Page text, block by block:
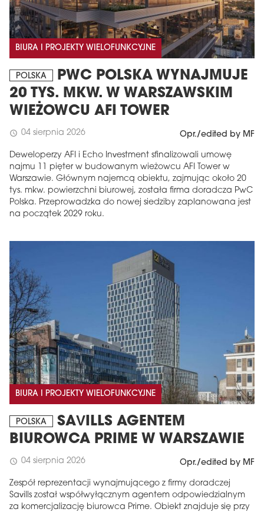
BIURA I PROJEKTY WIELOFUNKCYJNE
POLSKA
PWC POLSKA WYNAJMUJE
20 TYS. MKW. W WARSZAWSKIM
WIEŻOWCU AFI TOWER
schedule 04 sierpnia 2026 Opr./edited by MF
Deweloperzy AFI i Echo Investment sfinalizowali umowę
najmu 11 pięter w budowanym wieżowcu AFI Tower w
Warszawie. Głównym najemcą obiektu, zajmując około 20
tys. mkw. powierzchni biurowej, została firma doradcza PwC
Polska. Przeprowadzka do nowej siedziby zaplanowana jest
na początek 2029 roku.
BIURA I PROJEKTY WIELOFUNKCYJNE
POLSKA
SAVILLS AGENTEM
BIUROWCA PRIME W WARSZAWIE
schedule 04 sierpnia 2026 Opr./edited by MF
Zespół reprezentacji wynajmującego z firmy doradczej
Savills został współwyłącznym agentem odpowiedzialnym
za komercjalizację biurowca Prime. Obiekt znajduje się przy